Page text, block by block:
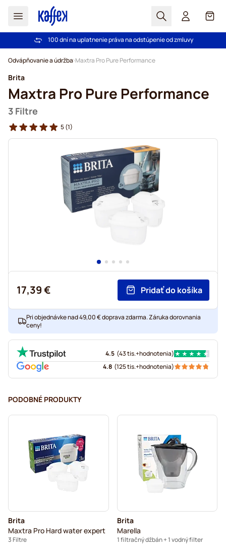
Hľadať Košík
Pri objednávke nad 49,00 € doprava zdarma
100 dní na uplatnenie práva na odstúpenie od zmluvy
Odvápňovanie a údržba Maxtra Pro Pure Performance
Brita
Maxtra Pro Pure Performance
3 Filtre
5(1)
17,39 € Pridať do košíka
Pri objednávke nad 49,00 € doprava zdarma. Záruka dorovnania
ceny!
4.5 (43 tis.+hodnotenia)
4.8 (125 tis.+hodnotenia)
PODOBNÉ PRODUKTY
Brita
Maxtra Pro Hard water expert
3 Filtre
Brita
Marella
1 filtračný džbán + 1 vodný filter